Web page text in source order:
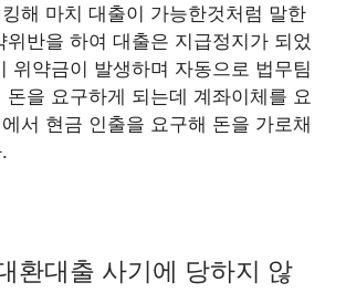
해 마치 대출이 가능한것처럼 말한
위반을 하여 대출은 지급정지가 되었
위약금이 발생하며 자동으로 법무팀
돈을 요구하게 되는데 계좌이체를 요
서 현금 인출을 요구해 돈을 가로채
환대출 사기에 당하지 않